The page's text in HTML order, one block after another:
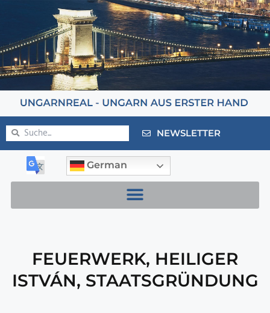
NEWSLETTER
German
FEUERWERK, HEILIGER
ISTVÁN, STAATSGRÜNDUNG